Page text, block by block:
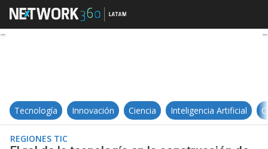
El rol de la tecnología en la
Tecnología Innovación Ciencia Inteligencia Artificial
REGIONES TIC